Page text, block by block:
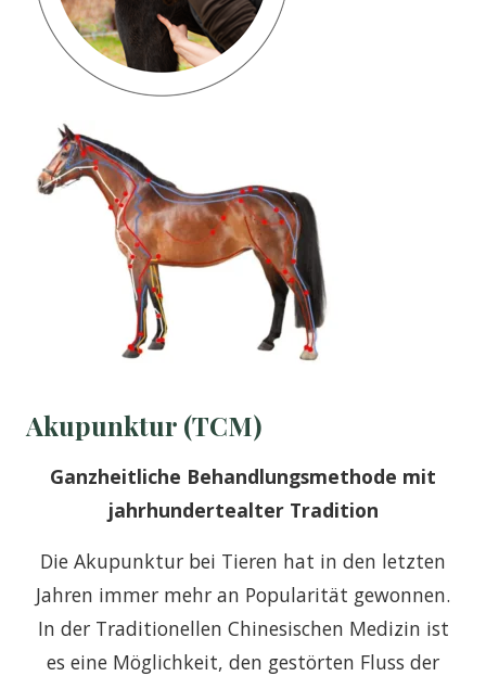
Akupunktur (TCM)
Ganzheitliche Behandlungsmethode mit
jahrhundertealter Tradition
Die Akupunktur bei Tieren hat in den letzten
Jahren immer mehr an Popularität gewonnen.
In der Traditionellen Chinesischen Medizin ist
es eine Möglichkeit, den gestörten Fluss der